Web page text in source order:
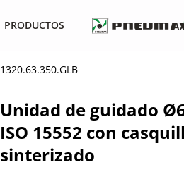
PRODUCTOS
1320.63.350.GLB
Unidad de guidado
ISO 15552 con
sinterizado